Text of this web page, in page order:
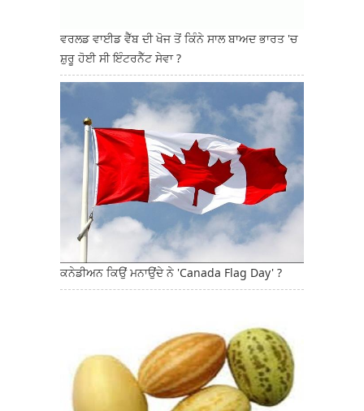
ਵਰਲਡ ਵਾਈਡ ਵੈੱਬ ਦੀ ਖੋਜ ਤੋਂ ਕਿੰਨੇ ਸਾਲ ਬਾਅਦ ਭਾਰਤ 'ਚ
ਸ਼ੁਰੂ ਹੋਈ ਸੀ ਇੰਟਰਨੈੱਟ ਸੇਵਾ ?
ਕਨੇਡੀਅਨ ਕਿਉਂ ਮਨਾਉਂਦੇ ਨੇ 'Canada Flag Day' ?